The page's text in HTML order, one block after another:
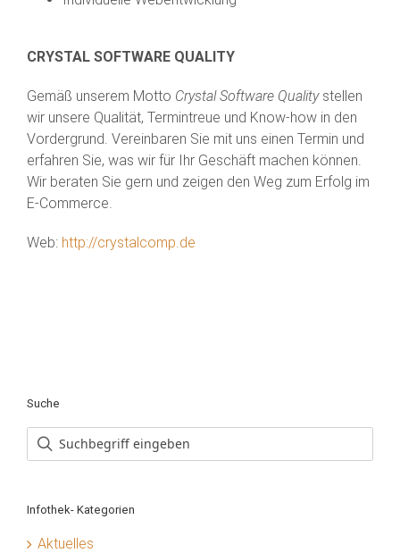
CRYSTAL SOFTWARE QUALITY
Gemäß unserem Motto Crystal Software Qualitystellen
wir unsere Qualität, Termintreue und Know-how in den
Vordergrund. Vereinbaren Sie mit uns einen Termin und
erfahren Sie, was wir für Ihr Geschäft machen können.
Wir beraten Sie gern und zeigen den Weg zum Erfolg im
E-Commerce.
Web: http://crystalcomp.de
Suche
Infothek- Kategorien
Aktuelles